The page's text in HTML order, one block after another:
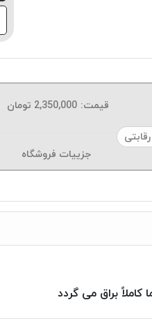
قیمت: 2,350,000 تومان
جزییات فروشگاه
براق می گردد